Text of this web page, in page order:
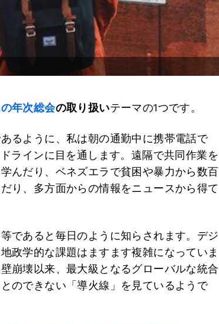
年次総会の取り扱いテーマの1つです。
るように、私は朝の通勤中に携帯電話で
ラインに目を通します。遠隔で共同作業を
んだり、ベネズエラで貧困や暴力から数百
り、多方面からの情報をニュースから得て
であると毎日のように知らされます。デジ
政学的な課題はますます複雑になっていま
崩壊以来、最大級となるグローバルな統合
のできない「導火線」を見ているようで